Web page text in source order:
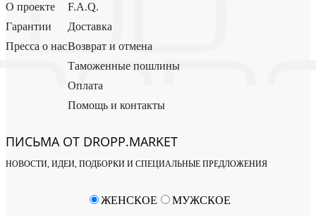
О проекте
Гарантии
Пресса о нас
F.A.Q.
Доставка
Возврат и отмена
Таможенные пошлины
Оплата
Помощь и контакты
ПИСЬМА ОТ DROPP.MARKET
НОВОСТИ, ИДЕИ, ПОДБОРКИ И СПЕЦИАЛЬНЫЕ ПРЕДЛОЖЕНИЯ
ЖЕНСКОЕ МУЖСКОЕ